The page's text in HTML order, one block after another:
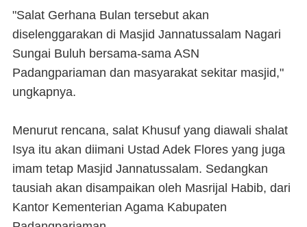
"Salat Gerhana Bulan tersebut akan
diselenggarakan di Masjid Jannatussalam Nagari
Sungai Buluh bersama-sama ASN
Padangpariaman dan masyarakat sekitar masjid,"
ungkapnya.
Menurut rencana, salat Khusuf yang diawali shalat
Isya itu akan diimani Ustad Adek Flores yang juga
imam tetap Masjid Jannatussalam. Sedangkan
tausiah akan disampaikan oleh Masrijal Habib, dari
Kantor Kementerian Agama Kabupaten